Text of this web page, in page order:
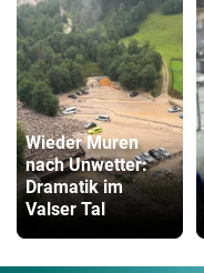
Wieder Muren
nach Unwetter:
Dramatik im
Valser Tal